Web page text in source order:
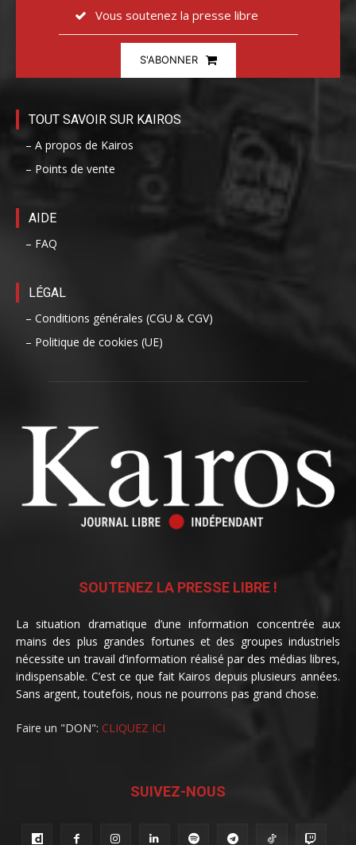
Vous soutenez la presse libre
S'ABONNER
TOUT SAVOIR SUR KAIROS
– A propos de Kairos
– Points de vente
AIDE
– FAQ
LÉGAL
– Conditions générales (CGU & CGV)
– Politique de cookies (UE)
SOUTENEZ LA PRESSE LIBRE !
La situation dramatique d’une information concentrée aux
mains des plus grandes fortunes et des groupes industriels
nécessite un travail d’information réalisé par des médias libres,
indispensable. C’est ce que fait Kairos depuis plusieurs années.
Sans argent, toutefois, nous ne pourrons pas grand chose.
Faire un "DON": CLIQUEZ ICI
SUIVEZ-NOUS